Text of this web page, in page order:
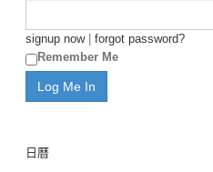
signup now| forgot password?
Remember Me
日曆